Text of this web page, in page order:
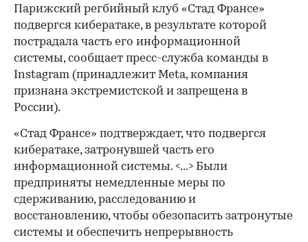
Парижский регбийный клуб «Стад Франсе»
подвергся кибератаке, в результате которой
пострадала часть его информационной
системы, сообщает пресс-служба команды в
Instagram (принадлежит Meta, компания
признана экстремистской и запрещена в
России).
«Стад Франсе» подтверждает, что подвергся
кибератаке, затронувшей часть его
информационной системы. <...> Были
предприняты немедленные меры по
сдерживанию, расследованию и
восстановлению, чтобы обезопасить затронутые
системы и обеспечить непрерывность